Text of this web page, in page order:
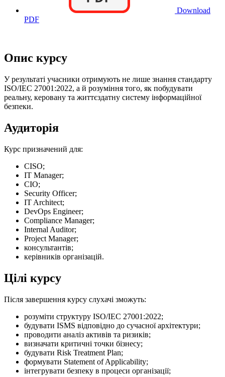
Download
PDF
Опис курсу
У результаті учасники отримують не лише знання стандарту
ISO/IEC 27001:2022, а й розуміння того, як побудувати
реальну, керовану та життєздатну систему інформаційної
безпеки.
Аудиторія
Курс призначений для:
CISO;
IT Manager;
CIO;
Security Officer;
IT Architect;
DevOps Engineer;
Compliance Manager;
Internal Auditor;
Project Manager;
консультантів;
керівників організацій.
Цілі курсу
Після завершення курсу слухачі зможуть:
розуміти структуру ISO/IEC 27001:2022;
будувати ISMS відповідно до сучасної архітектури;
проводити аналіз активів та ризиків;
визначати критичні точки бізнесу;
будувати Risk Treatment Plan;
формувати Statement of Applicability;
інтегрувати безпеку в процеси організації;